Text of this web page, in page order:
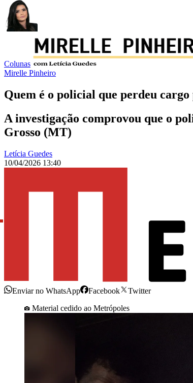
Colunas
Mirelle Pinheiro
Quem é o policial que perdeu
A investigação comprovou que o
Grosso (MT)
Letícia Guedes
10/04/2026 13:40
Enviar no WhatsApp Facebook
Twitter
Material cedido ao Metrópoles